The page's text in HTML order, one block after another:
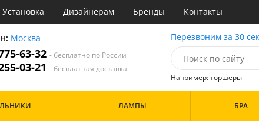
Установка Дизайнерам Бренды Контакты
Москва
63-32 - бесплатно по России
03-21 - бесплатная доставка
Перезвоним за 30 сек
Например: торшеры
ЛАМПЫ БРА